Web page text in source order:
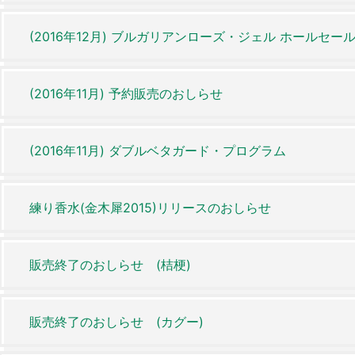
(2016年12月) ブルガリアンローズ・ジェル ホールセール
(2016年11月) 予約販売のおしらせ
(2016年11月) ダブルベタガード・プログラム
練り香水(金木犀2015)リリースのおしらせ
販売終了のおしらせ (桔梗)
販売終了のおしらせ (カグー)